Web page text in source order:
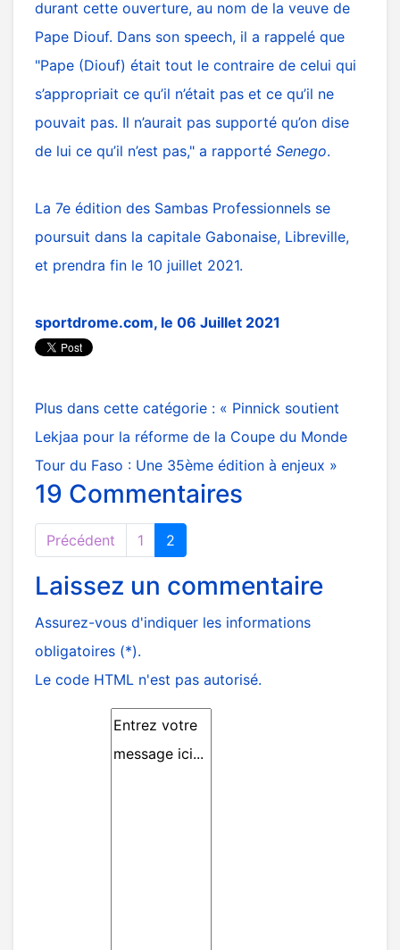
durant cette ouverture, au nom de la veuve de
Pape Diouf. Dans son speech, il a rappelé que
"Pape (Diouf) était tout le contraire de celui qui
s’appropriait ce qu’il n’était pas et ce qu’il ne
pouvait pas. Il n’aurait pas supporté qu’on dise
de lui ce qu’il n’est pas," a rapporté Senego.
La 7e édition des Sambas Professionnels se
poursuit dans la capitale Gabonaise, Libreville,
et prendra fin le 10 juillet 2021.
sportdrome.com, le 06 Juillet 2021
Plus dans cette catégorie : « Pinnick soutient
Lekjaa pour la réforme de la Coupe du Monde
Tour du Faso : Une 35ème édition à enjeux »
19 Commentaires
Précédent 1 2
Laissez un commentaire
Assurez-vous d'indiquer les informations
obligatoires (*).
Le code HTML n'est pas autorisé.